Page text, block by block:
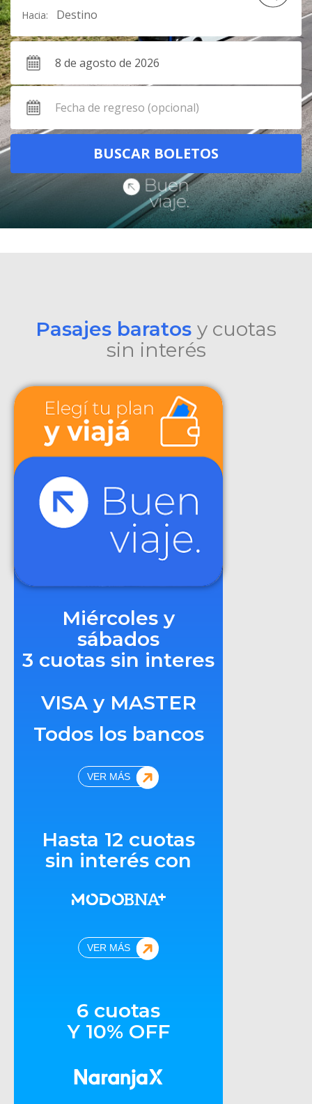
Pasajes baratos y cuotas
sin interés
Miércoles y
sábados
3 cuotas sin interes
VISA y MASTER
Todos los bancos
VER MÁS
Hasta 12 cuotas
sin interés con
VER MÁS
6 cuotas
Y 10% OFF